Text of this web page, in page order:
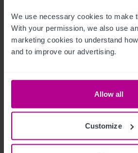
We use necessary cookies to make
With your permission, we also use
marketing cookies to understand
and to improve our advertising.
Allow all
Customize
Ancillary Areas
Split level trade kitchen, two vault cellar
ladies & gents wc's.
The property utilises propane gas for
Guest accommodation comprising 7
bedrooms, all with en suite facilities.